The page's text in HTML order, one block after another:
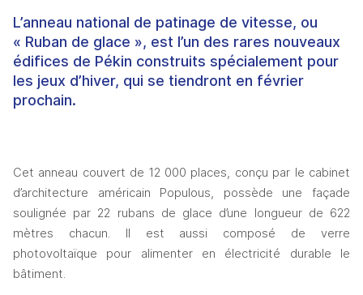
L’anneau national de patinage de vitesse, ou
« Ruban de glace », est l’un des rares nouveaux
édifices de Pékin construits spécialement pour
les jeux d’hiver, qui se tiendront en février
prochain.
Cet anneau couvert de 12 000 places, conçu par le cabinet
d’architecture américain Populous, possède une façade
soulignée par 22 rubans de glace d’une longueur de 622
mètres chacun. Il est aussi composé de verre
photovoltaïque pour alimenter en électricité durable le
bâtiment.